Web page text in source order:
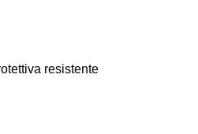
resistente